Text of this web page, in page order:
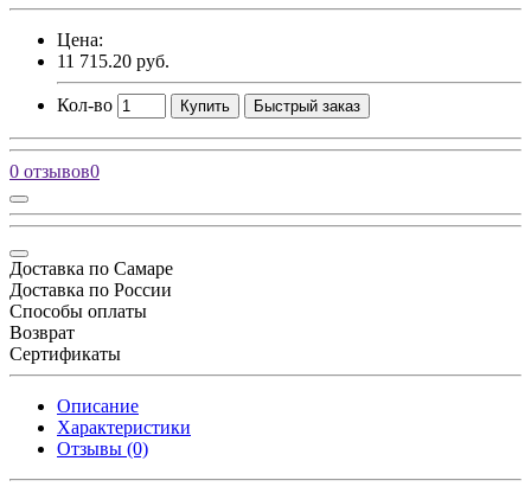
Цена:
11 715.20 руб.
Кол-во Купить Быстрый заказ
0 отзывов0
Доставка по Самаре
Доставка по России
Способы оплаты
Возврат
Сертификаты
Описание
Характеристики
Отзывы (0)